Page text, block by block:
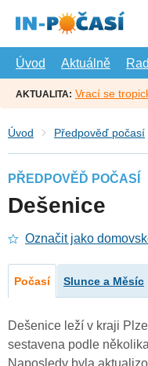
hlavní
Úvod
Aktuálně
AKTUALITA: Vrací se
Úvod Předpověď počasí
PŘEDPOVĚĎ POČASÍ
Dešenice
Označit jako
Počasí Slunce a Měsíc
Dešenice leží v kraji
sestavena podle